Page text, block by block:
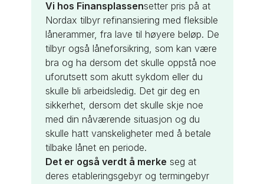
Vi hos Finansplassensetter pris på at
Nordax tilbyr refinansiering med fleksible
lånerammer, fra lave til høyere beløp. De
tilbyr også låneforsikring, som kan være
bra og ha dersom det skulle oppstå noe
uforutsett som akutt sykdom eller du
skulle bli arbeidsledig. Det gir deg en
sikkerhet, dersom det skulle skje noe
med din nåværende situasjon og du
skulle hatt vanskeligheter med å betale
tilbake lånet en periode.
Det er også verdt å merke seg at
deres etableringsgebyr og termingebyr